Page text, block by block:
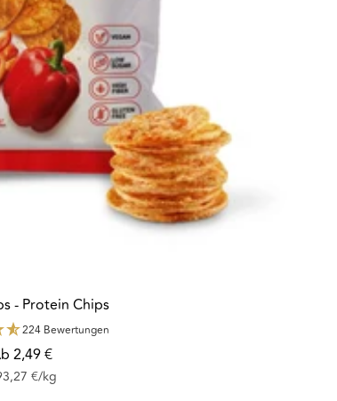
- Protein Chips
224 Bewertungen
2,49 €
€/kg